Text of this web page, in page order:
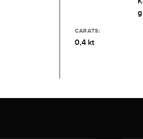
g
CARATS:
0,4 kt